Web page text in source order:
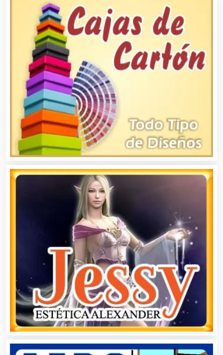
Asilos
Asociaciones Civiles
Asociaciones Empresariales
Audio, Sonido e Iluminación
Audios para Eventos
Autobuses
Automatización
Automóviles Nuevos y Usados
Autopartes Eléctricas